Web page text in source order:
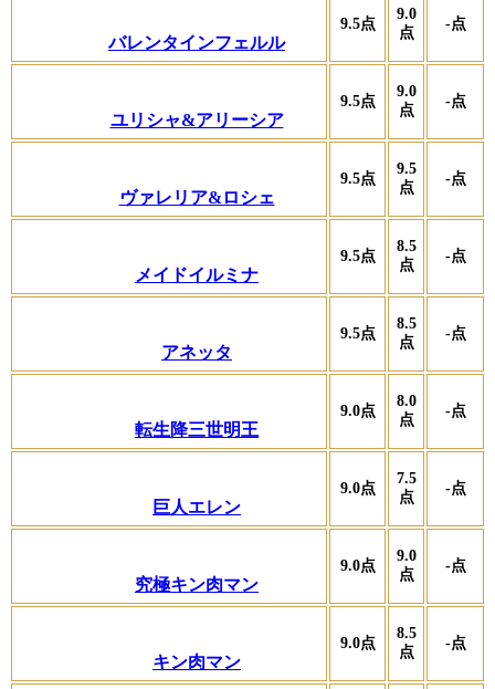
バレンタインフェルル
9.5点
9.0
点
-点
ユリシャ&アリーシア
9.5点
9.0
点
-点
ヴァレリア&ロシェ
9.5点
9.5
点
-点
メイドイルミナ
9.5点
8.5
点
-点
アネッタ
9.5点
8.5
点
-点
転生降三世明王
9.0点
8.0
点
-点
巨人エレン
9.0点
7.5
点
-点
究極キン肉マン
9.0点
9.0
点
-点
キン肉マン
9.0点
8.5
点
-点